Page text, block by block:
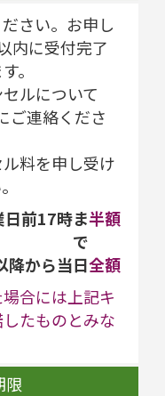
さい。お申し
内に受付完了
。
ルについて
ご連絡くださ
料を申し受け
前17時ま
で
半額
降から当日全額
合には上記キ
たものとみな
限